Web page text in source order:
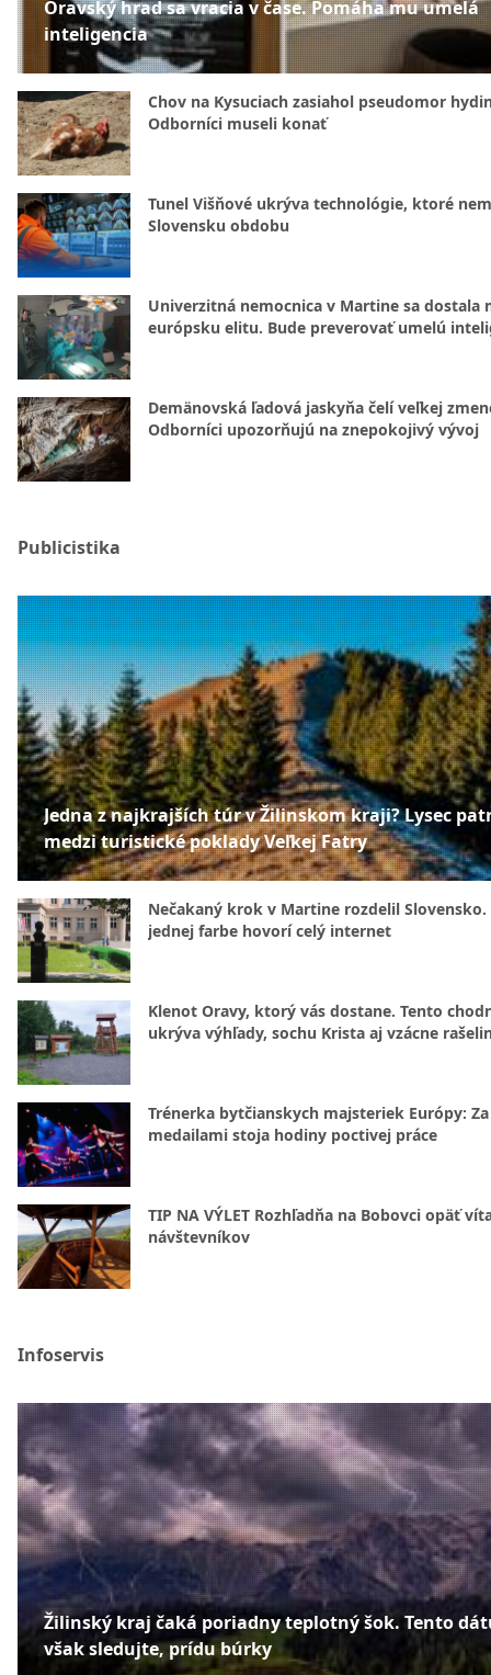
Oravský hrad sa vracia v čase. Pomáha mu umelá
inteligencia
Chov na Kysuciach zasiahol pseudomor
Odborníci museli konať
Tunel Višňové ukrýva technológie, ktoré
Slovensku obdobu
Univerzitná nemocnica v Martine sa dostala
európsku elitu. Bude preverovať umelú
Demänovská ľadová jaskyňa čelí veľkej
Odborníci upozorňujú na znepokojivý vývoj
Publicistika
Jedna z najkrajších túr v Žilinskom kraji? Lysec
medzi turistické poklady Veľkej Fatry
Nečakaný krok v Martine rozdelil Slovensko.
jednej farbe hovorí celý internet
Klenot Oravy, ktorý vás dostane. Tento
ukrýva výhľady, sochu Krista aj vzácne
Trénerka bytčianskych majsteriek Európy: Za
medailami stoja hodiny poctivej práce
TIP NA VÝLET Rozhľadňa na Bobovci opäť
návštevníkov
Infoservis
Žilinský kraj čaká poriadny teplotný šok. Tento
však sledujte, prídu búrky